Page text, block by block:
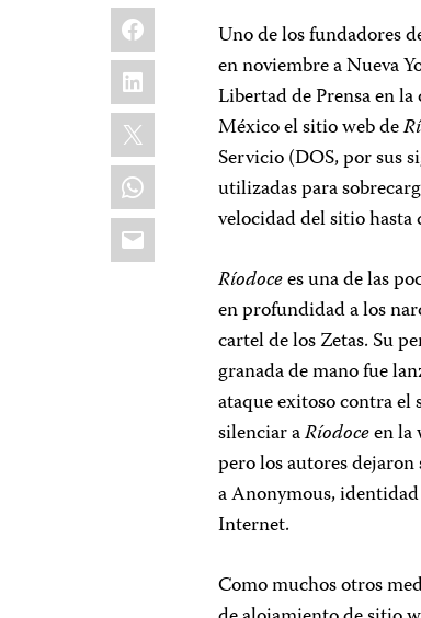
Facebook
LinkedIn
X
WhatsApp
Email
Uno de los fundadores
en noviembre a Nueva
Libertad de Prensa en
México el sitio web de
Servicio (DOS, por sus
utilizadas para
velocidad del sitio
Ríodocees una de las
en profundidad a los
cartel de los Zetas. Su
granada de mano fue
ataque exitoso contra
silenciar aRíodoceen la
pero los autores
a Anonymous,
Internet.
Como muchos otros